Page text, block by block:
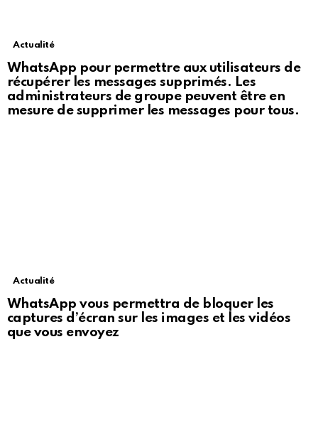
Actualité
WhatsApp pour permettre aux utilisateurs de
récupérer les messages supprimés. Les
administrateurs de groupe peuvent être en
mesure de supprimer les messages pour tous.
Actualité
WhatsApp vous permettra de bloquer les
captures d’écran sur les images et les vidéos
que vous envoyez